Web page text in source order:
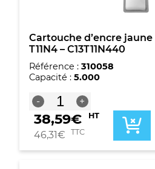
Cartouche d’encre
T11N4 – C13T11N440
Référence : 310058
Capacité : 5.000
-
quantité
de
Cartouche
d'encre
jaune
originale
+
38,59€ HT
46,31€ TTC